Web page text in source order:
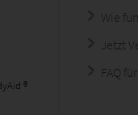
®
Wie
Jetzt
FAQ